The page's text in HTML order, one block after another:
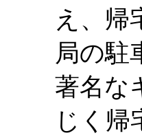
え、帰
局の駐
著名な
じく帰